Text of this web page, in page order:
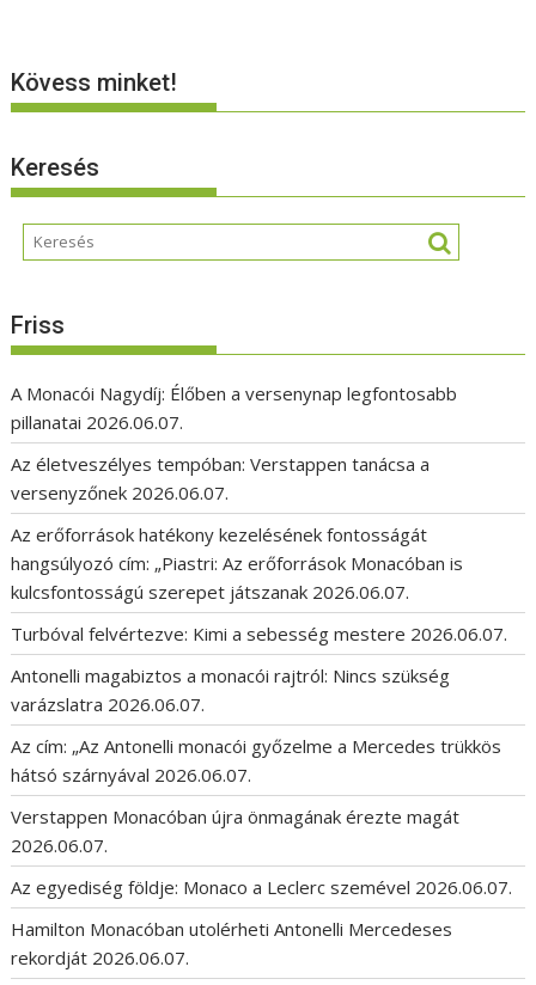
Kövess minket!
Keresés
Friss
A Monacói Nagydíj: Élőben a versenynap legfontosabb
pillanatai 2026.06.07.
Az életveszélyes tempóban: Verstappen tanácsa a
versenyzőnek 2026.06.07.
Az erőforrások hatékony kezelésének fontosságát
hangsúlyozó cím: „Piastri: Az erőforrások Monacóban is
kulcsfontosságú szerepet játszanak 2026.06.07.
Turbóval felvértezve: Kimi a sebesség mestere 2026.06.07.
Antonelli magabiztos a monacói rajtról: Nincs szükség
varázslatra 2026.06.07.
Az cím: „Az Antonelli monacói győzelme a Mercedes trükkös
hátsó szárnyával 2026.06.07.
Verstappen Monacóban újra önmagának érezte magát
2026.06.07.
Az egyediség földje: Monaco a Leclerc szemével 2026.06.07.
Hamilton Monacóban utolérheti Antonelli Mercedeses
rekordját 2026.06.07.